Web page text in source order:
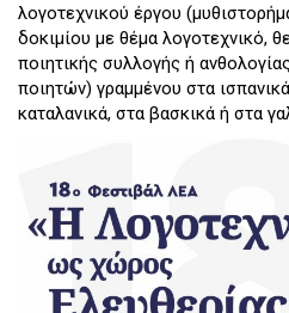
λογοτεχνικού έργου
δοκιμίου με θέμα λογοτεχνικό,
ποιητικής συλλογής ή
ποιητών) γραμμένου στα
καταλανικά, στα βασκικά ή στα